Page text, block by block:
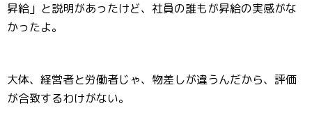
昇給」と説明があったけど、社員の誰もが昇給の実感がな
かったよ。
大体、経営者と労働者じゃ、物差しが違うんだから、評価
が合致するわけがない。